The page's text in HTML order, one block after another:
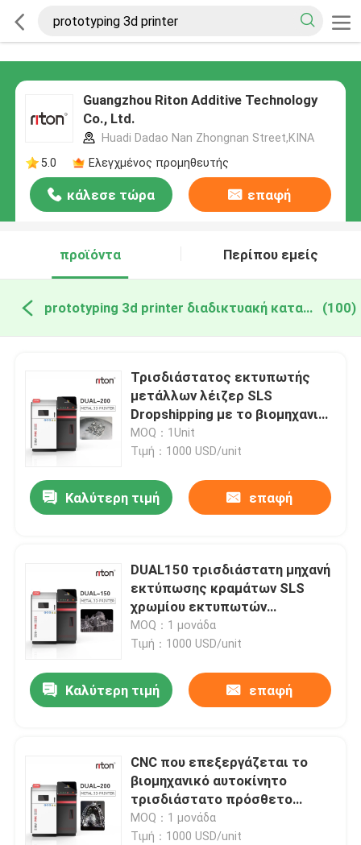
Guangzhou Riton Additive Technology
Co., Ltd.
Huadi Dadao Nan Zhongnan Street,ΚΙΝΑ
5.0
Ελεγχμένος προμηθευτής
κάλεσε τώρα επαφή
προϊόντα Περίπου εμείς
prototyping 3d printer διαδικτυακή κατασκευή (100)
Τρισδιάστατος εκτυπωτής
μετάλλων λέιζερ SLS
Dropshipping με το βιομηχανικό
βαθμό 1300mm
συμπυκνώνοντας μηχανή
MOQ：1Unit
Τιμή：1000 USD/unit
Καλύτερη τιμή επαφή
DUAL150 τρισδιάστατη μηχανή
εκτύπωσης κραμάτων SLS
χρωμίου εκτυπωτών
μετάλλων λέιζερ κοβαλτίου
τιτανίου 70db
MOQ：1 μονάδα
Τιμή：1000 USD/unit
Καλύτερη τιμή επαφή
CNC που επεξεργάζεται το
βιομηχανικό αυτοκίνητο
τρισδιάστατο πρόσθετο
μέταλλο 14000mm/S 70db στη
μηχανή εκτυπωτών
MOQ：1 μονάδα
Τιμή：1000 USD/unit